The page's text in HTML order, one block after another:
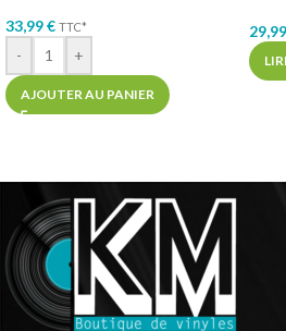
33,99€ TTC*
- +
AJOUTER AU PANIER
29,99